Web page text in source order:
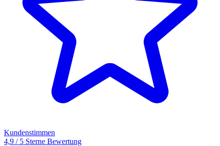
Kundenstimmen
4,9 / 5 Sterne Bewertung